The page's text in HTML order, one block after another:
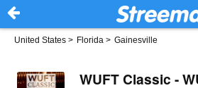
United States > Florida > Gainesville
WUFT Classic -